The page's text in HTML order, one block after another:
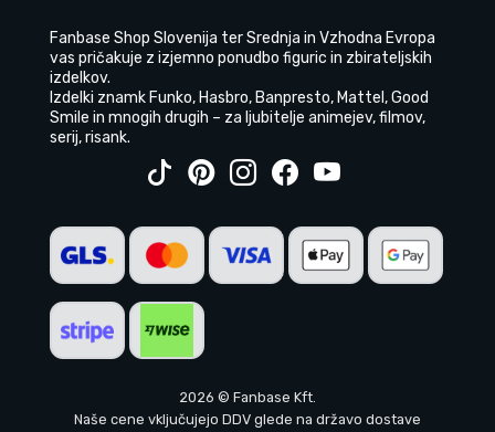
Fanbase Shop Slovenija ter Srednja in Vzhodna Evropa
vas pričakuje z izjemno ponudbo figuric in zbirateljskih
izdelkov.
Izdelki znamk Funko, Hasbro, Banpresto, Mattel, Good
Smile in mnogih drugih – za ljubitelje animejev, filmov,
serij, risank.
2026 © Fanbase Kft.
Naše cene vključujejo DDV glede na državo dostave